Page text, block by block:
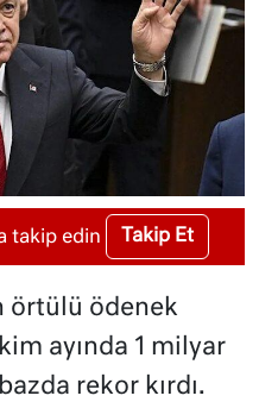
takip edin Takip Et
örtülü ödenek
ayında 1 milyar
rekor kırdı.